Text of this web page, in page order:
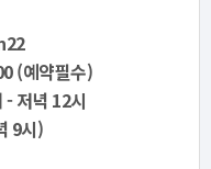
(예약필수)
저녁 12시
9시)